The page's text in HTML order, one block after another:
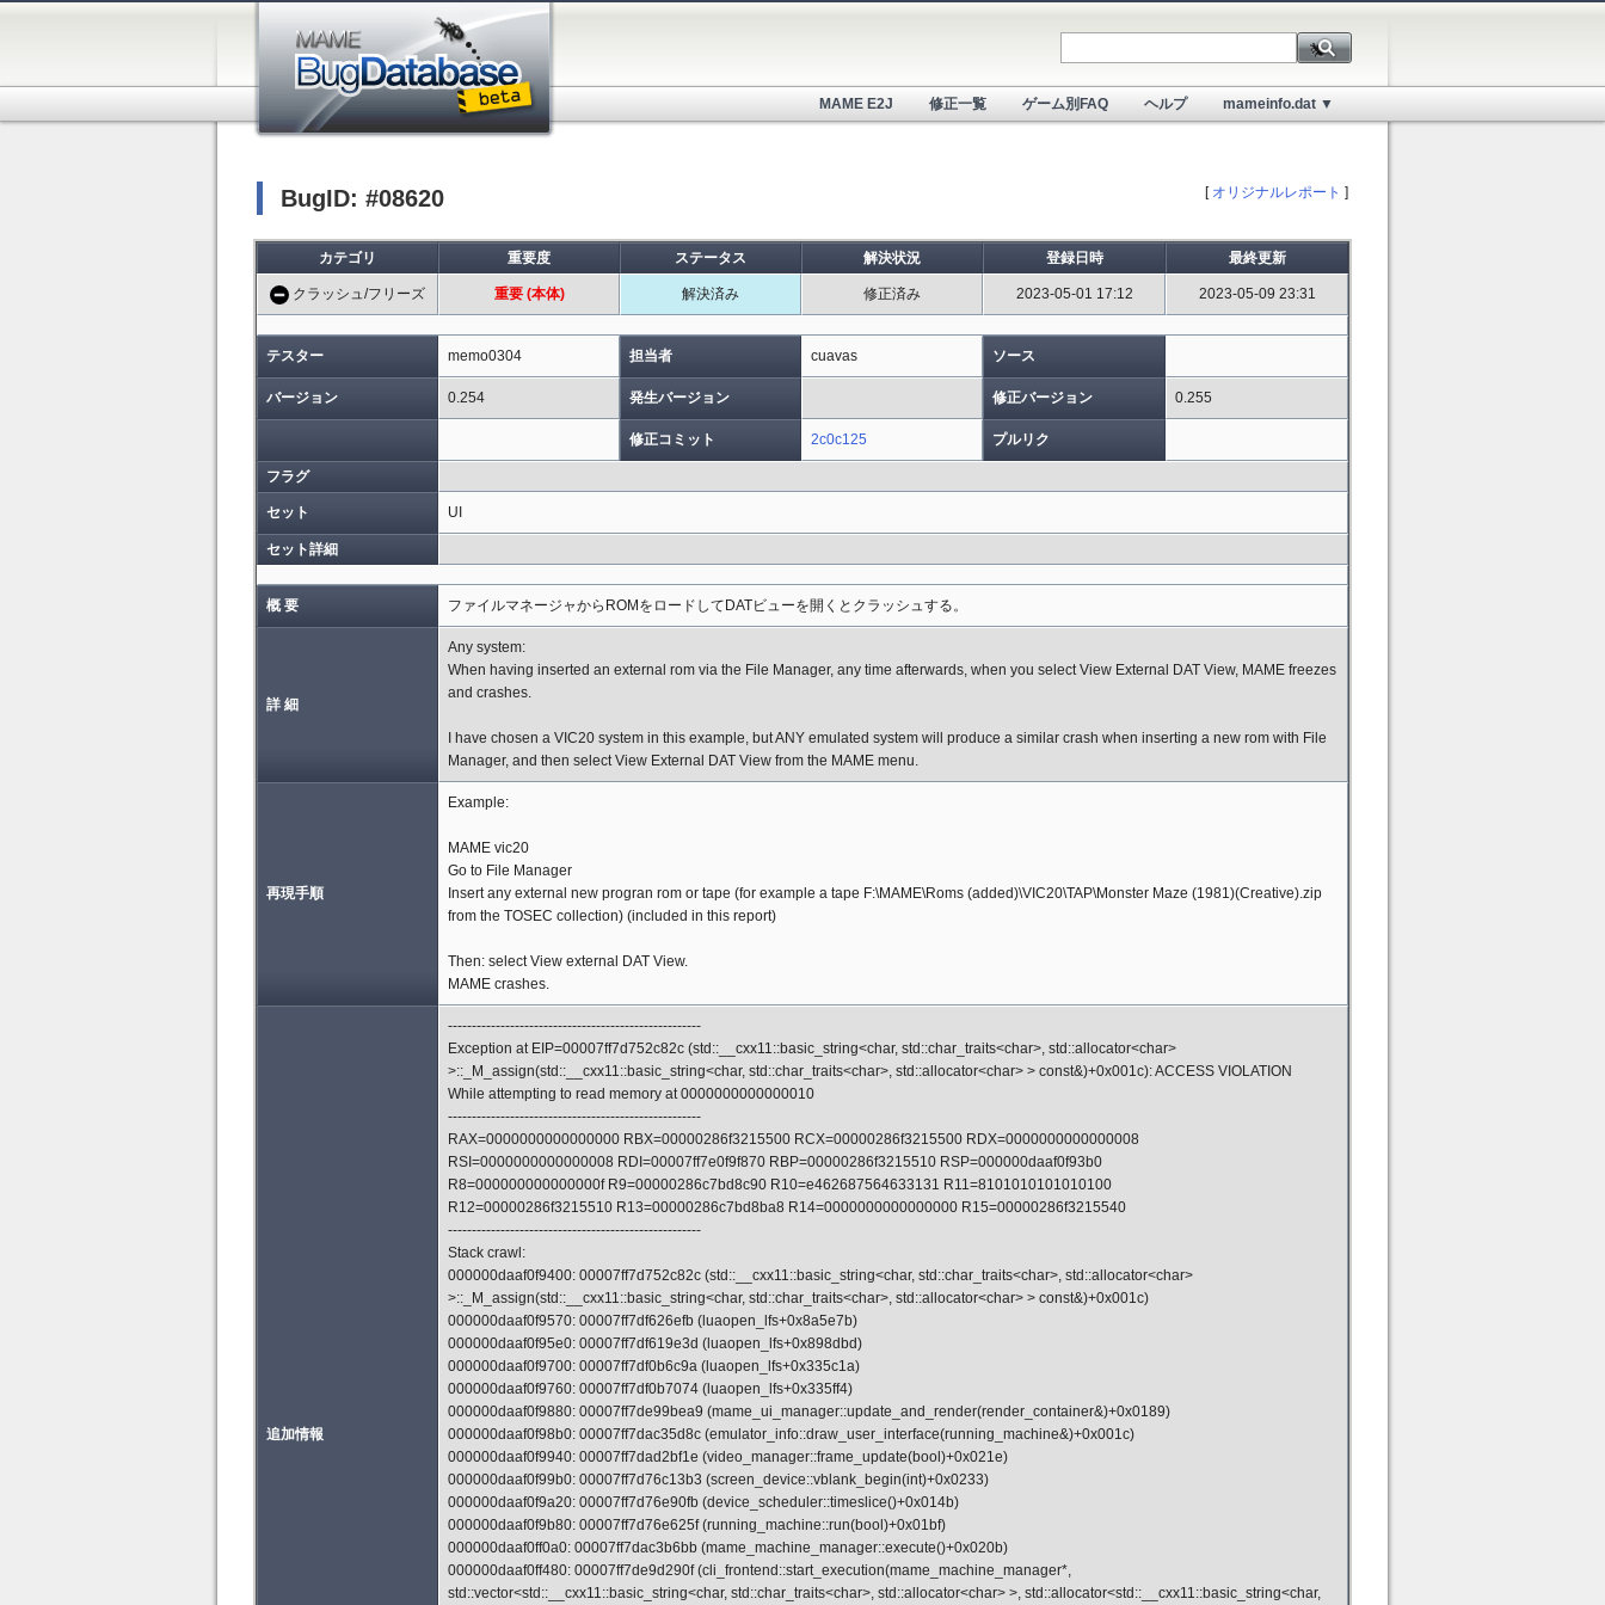
MAME E2J 修正一覧 ゲーム別FAQ ヘルプ mameinfo.dat ▼
[ オリジナルレポート ]
BugID: #08620
カテゴリ 重要度 ステータス 解決状況 登録日時 最終更新
クラッシュ/フリーズ 重要 (本体) 解決済み 修正済み 2023-05-01 17:12 2023-05-09 23:31
テスター memo0304 担当者 cuavas ソース
バージョン 0.254 発生バージョン 修正バージョン 0.255
修正コミット 2c0c125 プルリク
フラグ
セット UI
セット詳細
概 要 ファイルマネージャからROMをロードしてDATビューを開くとクラッシュする。
詳 細
Any system:
When having inserted an external rom via the File Manager, any time afterwards, when you select View External DAT View, MAME freezes
and crashes.
I have chosen a VIC20 system in this example, but ANY emulated system will produce a similar crash when inserting a new rom with File
Manager, and then select View External DAT View from the MAME menu.
再現手順
Example:
MAME vic20
Go to File Manager
Insert any external new progran rom or tape (for example a tape F:\MAME\Roms (added)\VIC20\TAP\Monster Maze (1981)(Creative).zip
from the TOSEC collection) (included in this report)
Then: select View external DAT View.
MAME crashes.
追加情報
-----------------------------------------------------
Exception at EIP=00007ff7d752c82c (std::__cxx11::basic_string<char, std::char_traits<char>, std::allocator<char>
>::_M_assign(std::__cxx11::basic_string<char, std::char_traits<char>, std::allocator<char> > const&)+0x001c): ACCESS VIOLATION
While attempting to read memory at 0000000000000010
-----------------------------------------------------
RAX=0000000000000000 RBX=00000286f3215500 RCX=00000286f3215500 RDX=0000000000000008
RSI=0000000000000008 RDI=00007ff7e0f9f870 RBP=00000286f3215510 RSP=000000daaf0f93b0
R8=000000000000000f R9=00000286c7bd8c90 R10=e462687564633131 R11=8101010101010100
R12=00000286f3215510 R13=00000286c7bd8ba8 R14=0000000000000000 R15=00000286f3215540
-----------------------------------------------------
Stack crawl:
000000daaf0f9400: 00007ff7d752c82c (std::__cxx11::basic_string<char, std::char_traits<char>, std::allocator<char>
>::_M_assign(std::__cxx11::basic_string<char, std::char_traits<char>, std::allocator<char> > const&)+0x001c)
000000daaf0f9570: 00007ff7df626efb (luaopen_lfs+0x8a5e7b)
000000daaf0f95e0: 00007ff7df619e3d (luaopen_lfs+0x898dbd)
000000daaf0f9700: 00007ff7df0b6c9a (luaopen_lfs+0x335c1a)
000000daaf0f9760: 00007ff7df0b7074 (luaopen_lfs+0x335ff4)
000000daaf0f9880: 00007ff7de99bea9 (mame_ui_manager::update_and_render(render_container&)+0x0189)
000000daaf0f98b0: 00007ff7dac35d8c (emulator_info::draw_user_interface(running_machine&)+0x001c)
000000daaf0f9940: 00007ff7dad2bf1e (video_manager::frame_update(bool)+0x021e)
000000daaf0f99b0: 00007ff7d76c13b3 (screen_device::vblank_begin(int)+0x0233)
000000daaf0f9a20: 00007ff7d76e90fb (device_scheduler::timeslice()+0x014b)
000000daaf0f9b80: 00007ff7d76e625f (running_machine::run(bool)+0x01bf)
000000daaf0ff0a0: 00007ff7dac3b6bb (mame_machine_manager::execute()+0x020b)
000000daaf0ff480: 00007ff7de9d290f (cli_frontend::start_execution(mame_machine_manager*,
std::vector<std::__cxx11::basic_string<char, std::char_traits<char>, std::allocator<char> >, std::allocator<std::__cxx11::basic_string<char,